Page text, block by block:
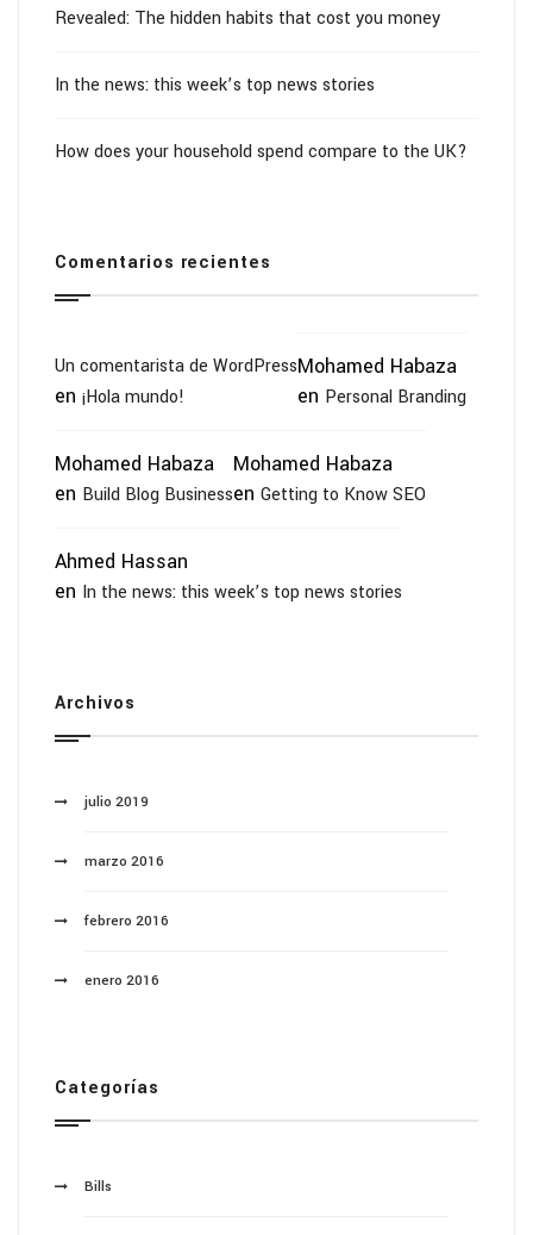
Revealed: The hidden habits that cost you money
In the news: this week’s top news stories
How does your household spend compare to the UK?
Comentarios recientes
Un comentarista de WordPress
en ¡Hola mundo!
Mohamed Habaza
en Personal Branding
Mohamed Habaza
en Build Blog Business
Mohamed Habaza
en Getting to Know SEO
Ahmed Hassan
en In the news: this week’s top news stories
Archivos
julio 2019
marzo 2016
febrero 2016
enero 2016
Categorías
Bills